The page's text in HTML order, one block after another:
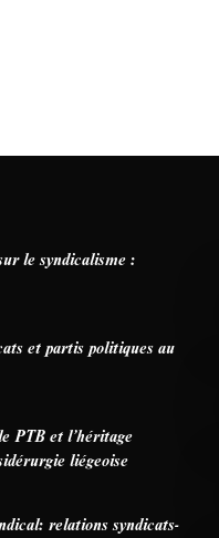
le syndicalisme :
et partis politiques au
PTB et l’héritage
liégeoise
relations syndicats-